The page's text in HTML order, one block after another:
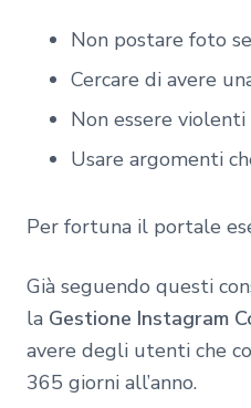
Non postare foto
Cercare di avere
Non essere
Usare argomenti
Per fortuna il portale
Già seguendo questi
la Gestione Instagram
avere degli utenti che
365 giorni all’anno.